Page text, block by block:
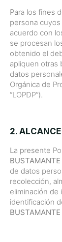
Para los fines
persona
acuerdo con
se procesan
obtenido el
apliquen otras
datos
Orgánica de
“LOPDP”).
2. ALCANCE
La presente
de datos
recolección,
eliminación de
identificación